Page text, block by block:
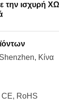
την ισχυρή
Shenzhen, Κίνα
CE, RoHS